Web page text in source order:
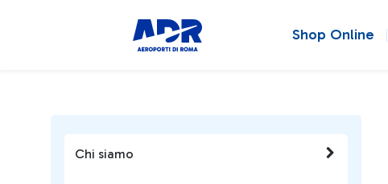
Shop Online
Chi siamo